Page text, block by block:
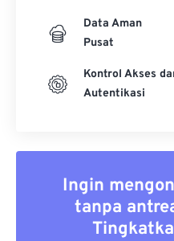
Data Aman
Pusat
Kontrol Akses
Autentikasi
Ingin
tanpa